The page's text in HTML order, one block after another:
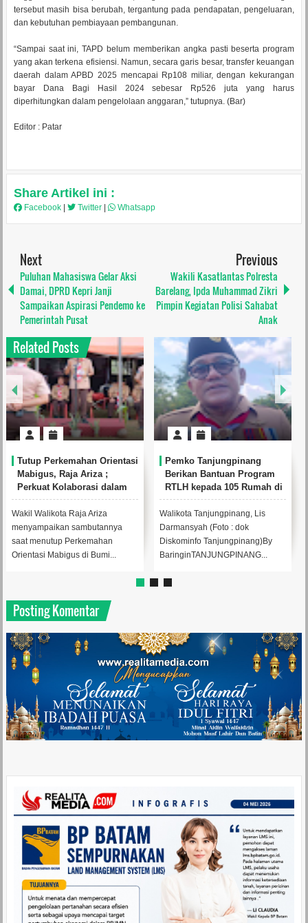
tersebut masih bisa berubah, tergantung pada pendapatan, pengeluaran,
dan kebutuhan pembiayaan pembangunan.
“Sampai saat ini, TAPD belum memberikan angka pasti beserta program
yang akan terkena efisiensi. Namun, secara garis besar, transfer keuangan
daerah dalam APBD 2025 mencapai Rp108 miliar, dengan kekurangan
bayar Dana Bagi Hasil 2024 sebesar Rp526 juta yang harus
diperhitungkan dalam pengelolaan anggaran,” tutupnya. (Bar)
Editor : Patar
Share Artikel ini :
Facebook Twitter Whatsapp
Next
Puluhan Mahasiswa Gelar Aksi
Damai, DPRD Kepri Janji
Sampaikan Aspirasi Pendemo ke
Pemerintah Pusat
Previous
Wakili Kasatlantas Polresta
Barelang, Ipda Muhammad Zikri
Pimpin Kegiatan Polisi Sahabat
Anak
Related Posts
Tutup Perkemahan Orientasi
Mabigus, Raja Ariza ;
Perkuat Kolaborasi dalam
Mendukung Pendidikan
Karakter
Wakil Walikota Raja Ariza
menyampaikan sambutannya
saat menutup Perkemahan
Orientasi Mabigus di Bumi...
Pemko Tanjungpinang
Berikan Bantuan Program
RTLH kepada 105 Rumah di
Kelurahan Tanjung Unggat
Walikota Tanjungpinang, Lis
Darmansyah (Foto : dok
Diskominfo Tanjungpinang)By
BaringinTANJUNGPINANG...
Posting Komentar